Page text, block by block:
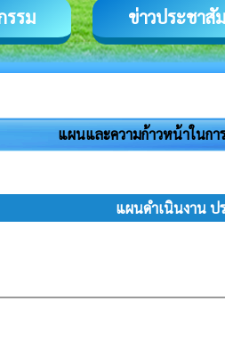
รรม ข่าวประชาสั
แผนและความก้าวหน้าในก
แผนดำเนินงาน ป